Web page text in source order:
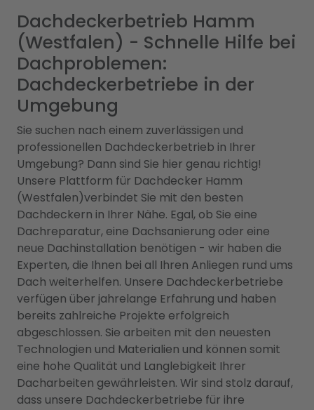
Dachdeckerbetrieb Hamm
(Westfalen) - Schnelle Hilfe bei
Dachproblemen:
Dachdeckerbetriebe in der
Umgebung
Sie suchen nach einem zuverlässigen und
professionellen Dachdeckerbetrieb in Ihrer
Umgebung? Dann sind Sie hier genau richtig!
Unsere Plattform für Dachdecker Hamm
(Westfalen)verbindet Sie mit den besten
Dachdeckern in Ihrer Nähe. Egal, ob Sie eine
Dachreparatur, eine Dachsanierung oder eine
neue Dachinstallation benötigen - wir haben die
Experten, die Ihnen bei all Ihren Anliegen rund ums
Dach weiterhelfen. Unsere Dachdeckerbetriebe
verfügen über jahrelange Erfahrung und haben
bereits zahlreiche Projekte erfolgreich
abgeschlossen. Sie arbeiten mit den neuesten
Technologien und Materialien und können somit
eine hohe Qualität und Langlebigkeit Ihrer
Dacharbeiten gewährleisten. Wir sind stolz darauf,
dass unsere Dachdeckerbetriebe für ihre